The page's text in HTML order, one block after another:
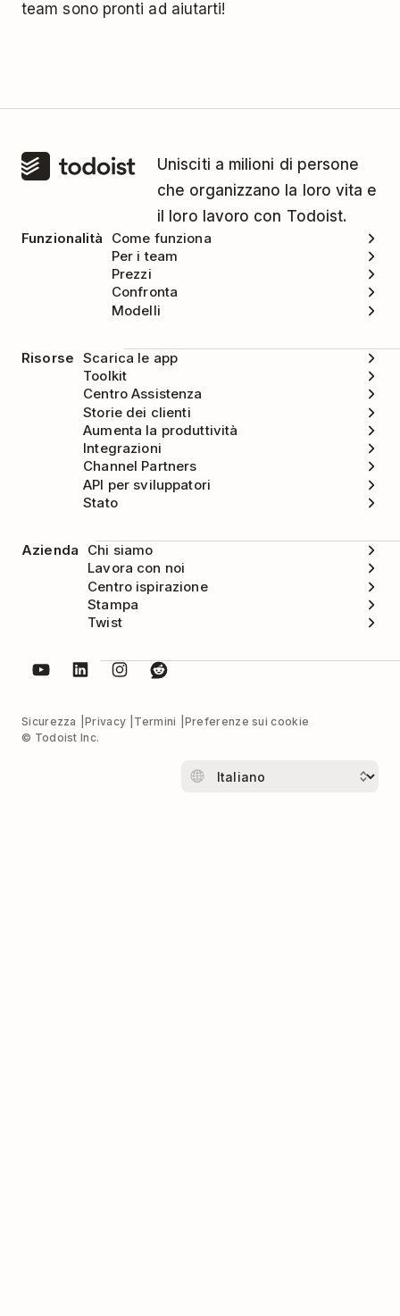
team sono pronti ad aiutarti!
Unisciti a milioni di persone
che organizzano la loro vita e
il loro lavoro con Todoist.
Funzionalità
Come funziona
Per i team
Prezzi
Confronta
Modelli
Risorse Scarica le app
Toolkit
Centro Assistenza
Storie dei clienti
Aumenta la produttività
Integrazioni
Channel Partners
API per sviluppatori
Stato
Azienda
Chi siamo
Lavora con noi
Centro ispirazione
Stampa
Twist
Sicurezza Privacy Termini
Preferenze sui cookie
© Todoist Inc.